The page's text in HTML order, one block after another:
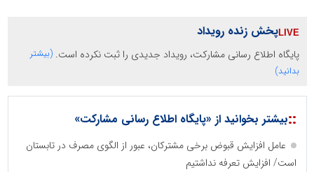
پخش زنده رویداد
پایگاه اطلاع رسانی مشارکت، رویداد جدیدی را ثبت نکرده است. (بیشتر
بدانید)
::بیشتر بخوانید از «پایگاه اطلاع رسانی مشارکت»
عامل افزایش قبوض برخی مشترکان، عبور از الگوی مصرف در تابستان
است/ افزایش تعرفه نداشتیم